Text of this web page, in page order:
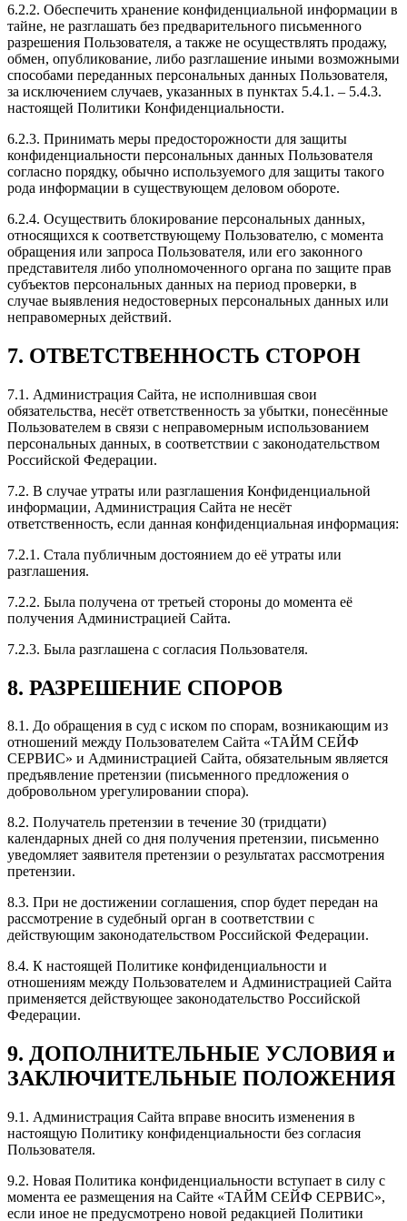
6.2.2. Обеспечить хранение конфиденциальной информации в
тайне, не разглашать без предварительного письменного
разрешения Пользователя, а также не осуществлять продажу,
обмен, опубликование, либо разглашение иными возможными
способами переданных персональных данных Пользователя,
за исключением случаев, указанных в пунктах 5.4.1. – 5.4.3.
настоящей Политики Конфиденциальности.
6.2.3. Принимать меры предосторожности для защиты
конфиденциальности персональных данных Пользователя
согласно порядку, обычно используемого для защиты такого
рода информации в существующем деловом обороте.
6.2.4. Осуществить блокирование персональных данных,
относящихся к соответствующему Пользователю, с момента
обращения или запроса Пользователя, или его законного
представителя либо уполномоченного органа по защите прав
субъектов персональных данных на период проверки, в
случае выявления недостоверных персональных данных или
неправомерных действий.
7. ОТВЕТСТВЕННОСТЬ СТОРОН
7.1. Администрация Сайта, не исполнившая свои
обязательства, несёт ответственность за убытки, понесённые
Пользователем в связи с неправомерным использованием
персональных данных, в соответствии с законодательством
Российской Федерации.
7.2. В случае утраты или разглашения Конфиденциальной
информации, Администрация Сайта не несёт
ответственность, если данная конфиденциальная информация:
7.2.1. Стала публичным достоянием до её утраты или
разглашения.
7.2.2. Была получена от третьей стороны до момента её
получения Администрацией Сайта.
7.2.3. Была разглашена с согласия Пользователя.
8. РАЗРЕШЕНИЕ СПОРОВ
8.1. До обращения в суд с иском по спорам, возникающим из
отношений между Пользователем Сайта «ТАЙМ СЕЙФ
СЕРВИС» и Администрацией Сайта, обязательным является
предъявление претензии (письменного предложения о
добровольном урегулировании спора).
8.2. Получатель претензии в течение 30 (тридцати)
календарных дней со дня получения претензии, письменно
уведомляет заявителя претензии о результатах рассмотрения
претензии.
8.3. При не достижении соглашения, спор будет передан на
рассмотрение в судебный орган в соответствии с
действующим законодательством Российской Федерации.
8.4. К настоящей Политике конфиденциальности и
отношениям между Пользователем и Администрацией Сайта
применяется действующее законодательство Российской
Федерации.
9. ДОПОЛНИТЕЛЬНЫЕ УСЛОВИЯ и
ЗАКЛЮЧИТЕЛЬНЫЕ ПОЛОЖЕНИЯ
9.1. Администрация Сайта вправе вносить изменения в
настоящую Политику конфиденциальности без согласия
Пользователя.
9.2. Новая Политика конфиденциальности вступает в силу с
момента ее размещения на Сайте «ТАЙМ СЕЙФ СЕРВИС»,
если иное не предусмотрено новой редакцией Политики